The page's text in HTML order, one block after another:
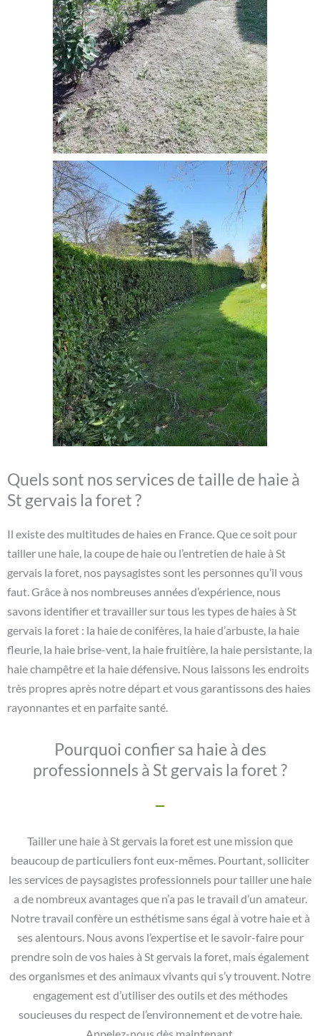
Quels sont nos services de taille de haie à
St gervais la foret ?
Il existe des multitudes de haies en France. Que ce soit pour
tailler une haie, la coupe de haie ou l’entretien de haie à St
gervais la foret, nos paysagistes sont les personnes qu’il vous
faut. Grâce à nos nombreuses années d’expérience, nous
savons identifier et travailler sur tous les types de haies à St
gervais la foret : la haie de conifères, la haie d’arbuste, la haie
fleurie, la haie brise-vent, la haie fruitière, la haie persistante, la
haie champêtre et la haie défensive. Nous laissons les endroits
très propres après notre départ et vous garantissons des haies
rayonnantes et en parfaite santé.
Pourquoi confier sa haie à des
professionnels à St gervais la foret ?
Tailler une haie à St gervais la foret est une mission que
beaucoup de particuliers font eux-mêmes. Pourtant, solliciter
les services de paysagistes professionnels pour tailler une haie
a de nombreux avantages que n’a pas le travail d’un amateur.
Notre travail confère un esthétisme sans égal à votre haie et à
ses alentours. Nous avons l’expertise et le savoir-faire pour
prendre soin de vos haies à St gervais la foret, mais également
des organismes et des animaux vivants qui s’y trouvent. Notre
engagement est d’utiliser des outils et des méthodes
soucieuses du respect de l’environnement et de votre haie.